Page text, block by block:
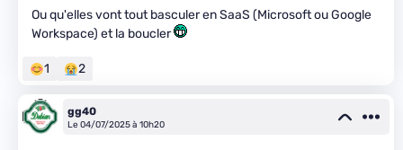
Ou qu'elles vont tout basculer en SaaS (Microsoft ou Google
Workspace) et la boucler
1 2
gg40
Le 04/07/2025 à 10h20